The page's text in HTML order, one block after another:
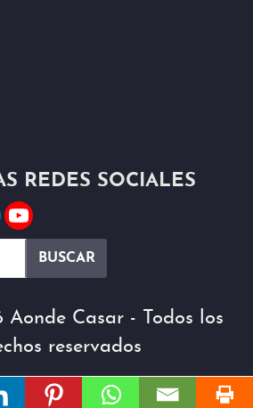
REDES SOCIALES
Aonde Casar - Todos los
reservados